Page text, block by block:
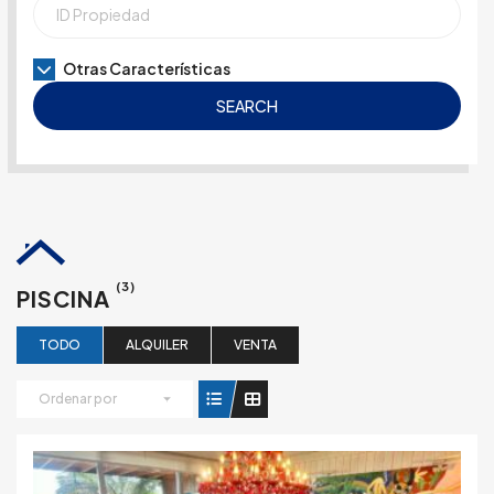
Otras Características
SEARCH
PISCINA (3)
TODO ALQUILER VENTA
Ordenar por